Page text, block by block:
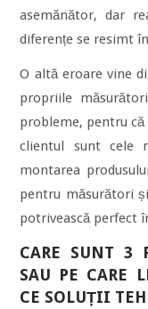
asemănător, dar
diferențe se resimt
O altă eroare vine
propriile
probleme, pentru
clientul sunt cele
montarea
pentru măsurători
potrivească perfect
CARE SUNT 3
SAU PE CARE
CE SOLUȚII